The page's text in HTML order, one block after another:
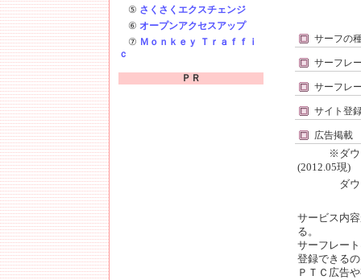
⑤ さくさくエクスチェンジ
⑥ オープンアクセスアップ
⑦ Ｍｏｎｋｅｙ Ｔｒａｆｆｉ
ｃ
ＰＲ
サーフの
サーフレ
サーフレ
サイト登
広告掲載
※ダウンラ
(2012.05現)
ダウンラ
サービス内
る。
サーフレー
登録できる
ＰＴＣ広告